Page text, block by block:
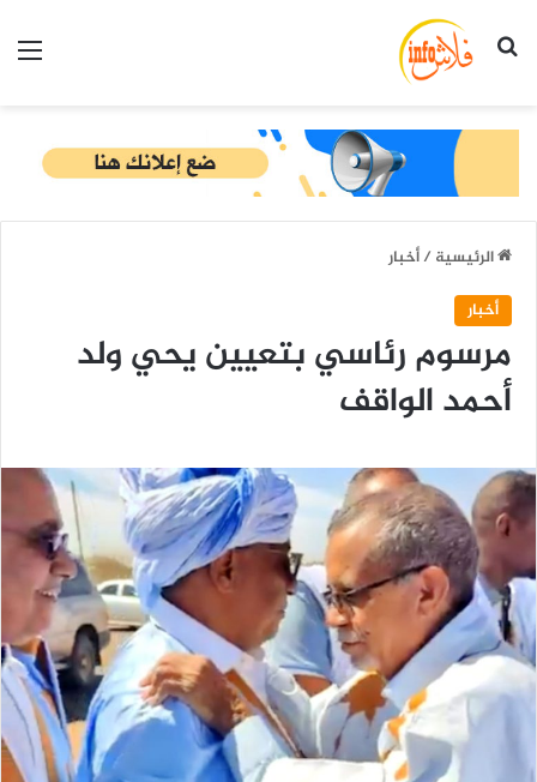
بحث عن
الرئيسية/أخبار
أخبار
مرسوم رئاسي بتعيين يحي ولد
أحمد الواقف